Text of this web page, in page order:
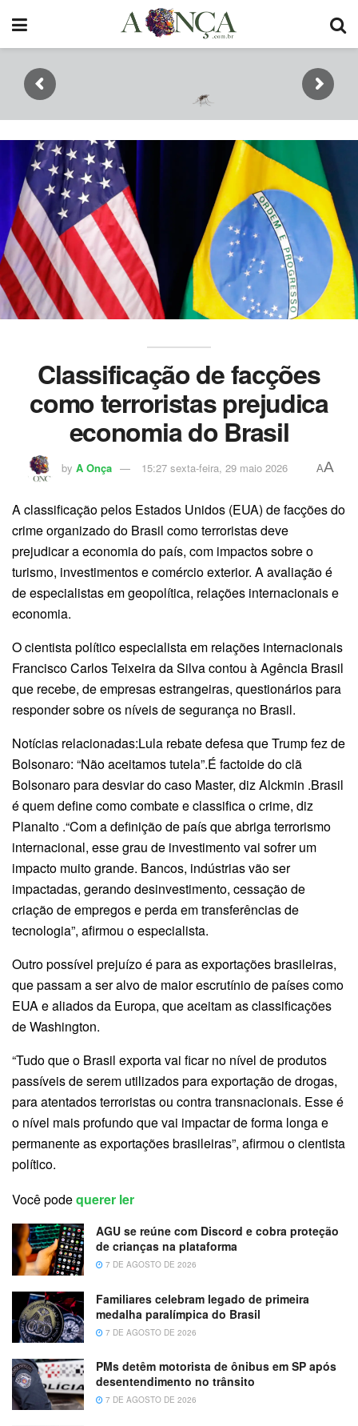
Classificação de facções
como terroristas prejudica
economia do Brasil
by A Onça 15:27 sexta-feira, 29 maio 2026 AA
A classificação pelos Estados Unidos (EUA) de facções do
crime organizado do Brasil como terroristas deve
prejudicar a economia do país, com impactos sobre o
turismo, investimentos e comércio exterior. A avaliação é
de especialistas em geopolítica, relações internacionais e
economia.
O cientista político especialista em relações internacionais
Francisco Carlos Teixeira da Silva contou à Agência Brasil
que recebe, de empresas estrangeiras, questionários para
responder sobre os níveis de segurança no Brasil.
Notícias relacionadas:Lula rebate defesa que Trump fez de
Bolsonaro: “Não aceitamos tutela”.É factoide do clã
Bolsonaro para desviar do caso Master, diz Alckmin .Brasil
é quem define como combate e classifica o crime, diz
Planalto .“Com a definição de país que abriga terrorismo
internacional, esse grau de investimento vai sofrer um
impacto muito grande. Bancos, indústrias vão ser
impactadas, gerando desinvestimento, cessação de
criação de empregos e perda em transferências de
tecnologia”, afirmou o especialista.
Outro possível prejuízo é para as exportações brasileiras,
que passam a ser alvo de maior escrutínio de países como
EUA e aliados da Europa, que aceitam as classificações
de Washington.
“Tudo que o Brasil exporta vai ficar no nível de produtos
passíveis de serem utilizados para exportação de drogas,
para atentados terroristas ou contra transnacionais. Esse é
o nível mais profundo que vai impactar de forma longa e
permanente as exportações brasileiras”, afirmou o cientista
político.
Você podequerer ler
AGU se reúne com Discord e cobra proteção
de crianças na plataforma
7 DE AGOSTO DE 2026
Familiares celebram legado de primeira
medalha paralímpica do Brasil
7 DE AGOSTO DE 2026
PMs detêm motorista de ônibus em SP após
desentendimento no trânsito
7 DE AGOSTO DE 2026